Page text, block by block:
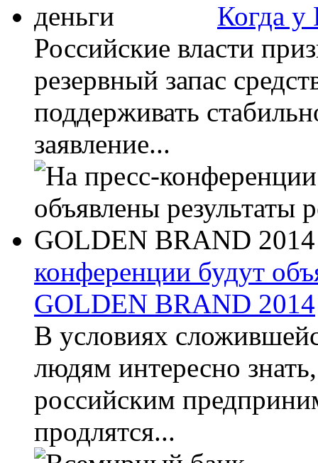
Когда у
Российские власти
резервный запас
поддерживать
заявление...
конференции будут
GOLDEN BRAND 2014
В условиях
людям интересно
российским
продлятся...